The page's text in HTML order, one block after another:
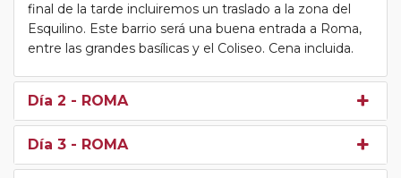
final de la tarde incluiremos un traslado a la zona del
Esquilino. Este barrio será una buena entrada a Roma,
entre las grandes basílicas y el Coliseo. Cena incluida.
Día 2 - ROMA
Día 3 - ROMA